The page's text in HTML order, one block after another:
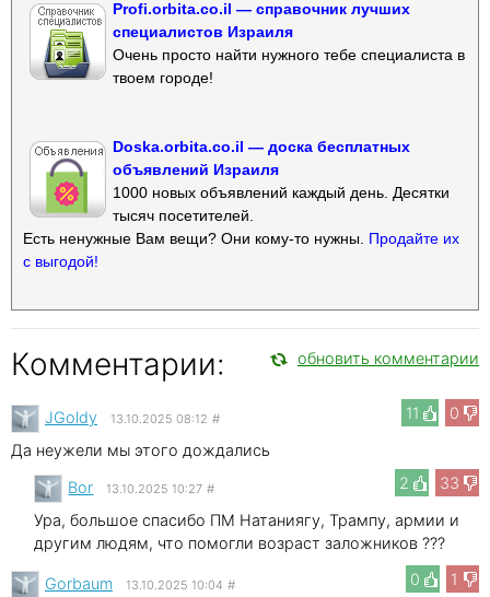
Profi.orbita.co.il — справочник лучших
специалистов Израиля
Очень просто найти нужного тебе специалиста в
твоем городе!
Doska.orbita.co.il — доска бесплатных
объявлений Израиля
1000 новых объявлений каждый день. Десятки
тысяч посетителей.
Есть ненужные Вам вещи? Они кому-то нужны. Продайте их
с выгодой!
Комментарии: обновить комментарии
11 0
JGoldy 13.10.2025 08:12 #
Да неужели мы этого дождались
2
33
Bor 13.10.2025 10:27 #
Ура, большое спасибо ПМ Натаниягу, Трампу, армии и
другим людям, что помогли возраст заложников ???
0
1
Gorbaum 13.10.2025 10:04 #